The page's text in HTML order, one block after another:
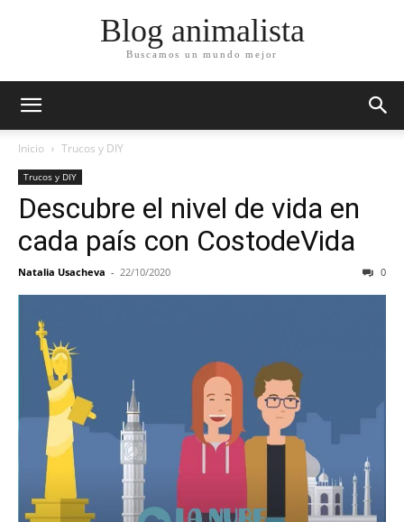
Blog animalista
Buscamos un mundo mejor
Inicio Trucos y DIY
Trucos y DIY
Descubre el nivel de vida en
cada país con CostodeVida
Natalia Usacheva - 22/10/2020 0